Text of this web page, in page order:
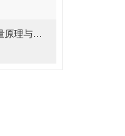
压力管道蒸汽流量计的测量原理与日常维护操作规范